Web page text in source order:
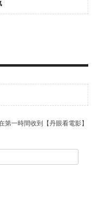
一時間收到【丹眼看電影】